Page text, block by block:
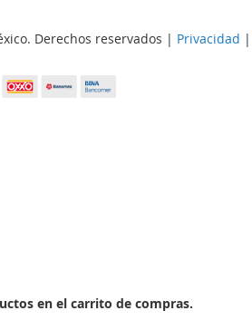
Derechos reservados | Privacidad |
en el carrito de compras.